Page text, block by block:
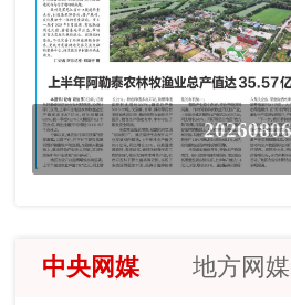
中央网媒 地方网媒